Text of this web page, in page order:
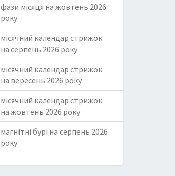
фази місяця на жовтень 2026
року
місячний календар стрижок
на серпень 2026 року
місячний календар стрижок
на вересень 2026 року
місячний календар стрижок
на жовтень 2026 року
магнітні бурі на серпень 2026
року